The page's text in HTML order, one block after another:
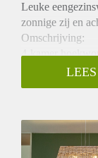
Leuke
zonnige zij en
Omschrijving:
4-kamer
op het zuid-
garage en 2
voorzien van; 5
vriezer. De